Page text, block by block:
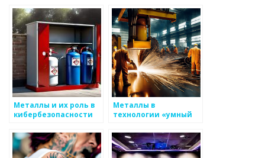
Металлы и их роль в
кибербезопасности
Металлы в
технологии «умный